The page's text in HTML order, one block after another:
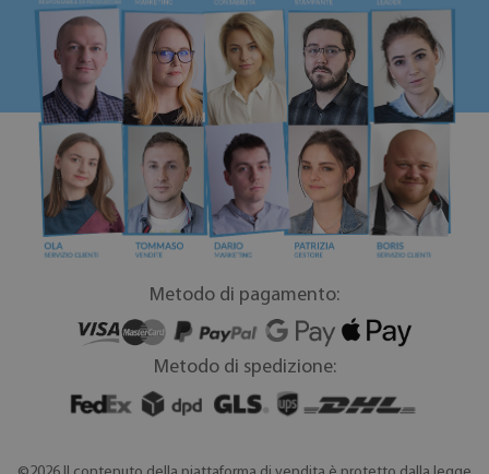
Metodo di pagamento:
Metodo di spedizione: